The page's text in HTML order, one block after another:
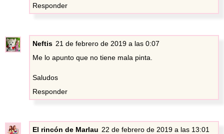
Responder
Neftis 21 de febrero de 2019 a las 0:07
Me lo apunto que no tiene mala pinta.
Saludos
Responder
El rincón de Marlau 22 de febrero de 2019 a las 13:01